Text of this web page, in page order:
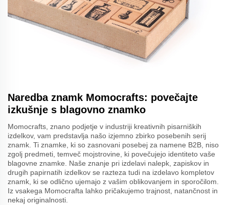
Naredba znamk Momocrafts: povečajte
izkušnje s blagovno znamko
Momocrafts, znano podjetje v industriji kreativnih pisarniških
izdelkov, vam predstavlja našo izjemno zbirko posebenih serij
znamk. Ti znamke, ki so zasnovani posebej za namene B2B, niso
zgolj predmeti, temveč mojstrovine, ki povečujejo identiteto vaše
blagovne znamke. Naše znanje pri izdelavi nalepk, zapiskov in
drugih papirnatih izdelkov se razteza tudi na izdelavo kompletov
znamk, ki se odlično ujemajo z vašim oblikovanjem in sporočilom.
Iz vsakega Momocrafta lahko pričakujemo trajnost, natančnost in
nekaj originalnosti.